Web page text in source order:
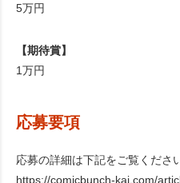
5万円
【期待賞】
1万円
応募要項
応募の詳細は下記をご覧くださ
https://comicbunch-kai.com/